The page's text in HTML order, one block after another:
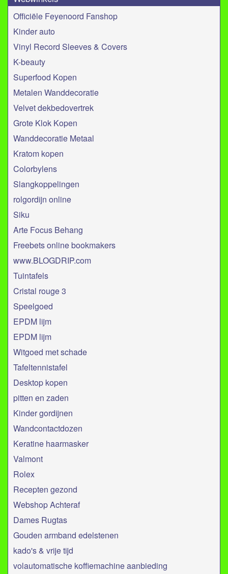
Officiële Feyenoord Fanshop
Kinder auto
​​Vinyl Record Sleeves & Covers
K-beauty
Superfood Kopen
Metalen Wanddecoratie
Velvet dekbedovertrek
Grote Klok Kopen
Wanddecoratie Metaal
Kratom kopen
Colorbylens
Slangkoppelingen
rolgordijn online
Siku
Arte Focus Behang
Freebets online bookmakers
www.BLOGDRIP.com
Tuintafels
Cristal rouge 3
Speelgoed
EPDM lijm
EPDM lijm
Witgoed met schade
Tafeltennistafel
Desktop kopen
pitten en zaden
Kinder gordijnen
Wandcontactdozen
Keratine haarmasker
Valmont
Rolex
Recepten gezond
Webshop Achteraf
Dames Rugtas
Gouden armband edelstenen
kado's & vrije tijd
volautomatische koffiemachine aanbieding